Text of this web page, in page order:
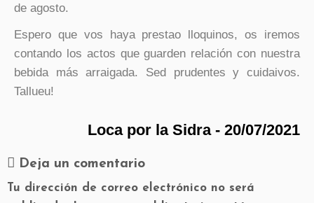
de agosto.
Espero que vos haya prestao lloquinos, os iremos
contando los actos que guarden relación con nuestra
bebida más arraigada. Sed prudentes y cuidaivos.
Tallueu!
Loca por la Sidra - 20/07/2021
Deja un comentario
Tu dirección de correo electrónico no será